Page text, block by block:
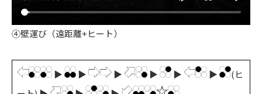
④壁運び（遠距離+ヒート）
▶ ▶ ▶ ▶ ▶ ▶
(ヒ